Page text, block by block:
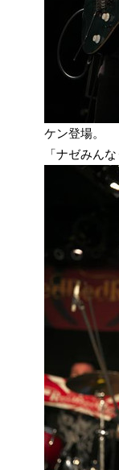
ケン登場。
「ナゼみん